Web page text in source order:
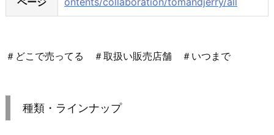
＃どこで売ってる ＃取扱い販売店舗 ＃いつまで
種類・ラインナップ